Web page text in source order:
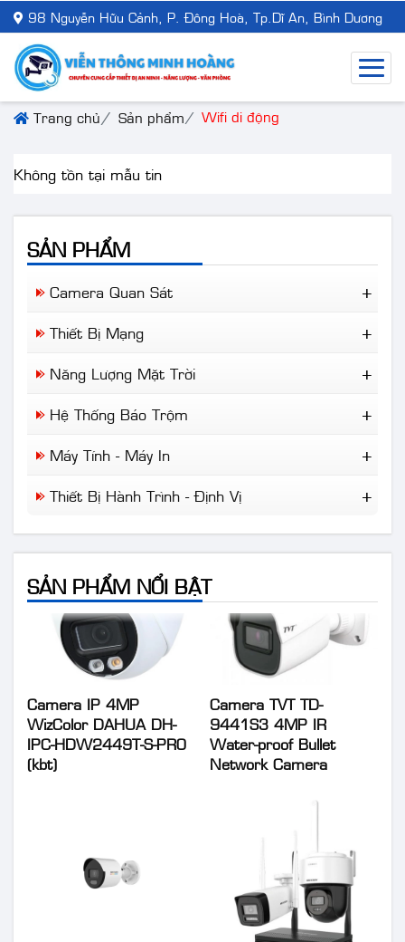
98 Nguyễn Hữu Cảnh, P. Đông Hoà, Tp.Dĩ An, Bình Dương
Trang chủ Sản phẩm Wifi di động
Không tồn tại mẫu tin
SẢN PHẨM
Camera Quan Sát
Camera Trọn Bộ
Camera Nhà Xưởng
Camera Chuyên Dụng
Thiết Bị Mạng
Aruba
Cisco
IP-Com
Năng Lượng Mặt Trời
NLMT Gia Đình
NLMT Cho Nhà Xưởng
Giải Pháp NLMT Áp Mái...
Hệ Thống Báo Trộm
Báo Khói
Báo Cháy
Máy Tính - Máy In
Laptop
Máy In
Thiết Bị Hành Trình - Định Vị
Định Vị Ô Tô Xe Máy
Camera Hành Trình
SẢN PHẨM NỔI BẬT
Camera IP 4MP
WizColor DAHUA DH-
IPC-HDW2449T-S-PRO
(kbt)
Camera TVT TD-
9441S3 4MP IR
Water-proof Bullet
Network Camera